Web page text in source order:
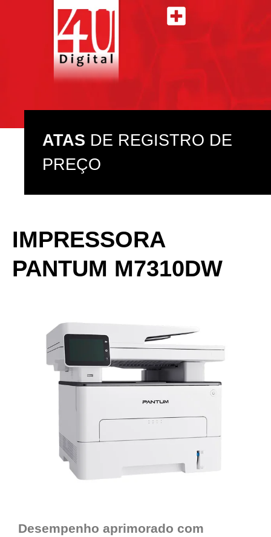
ATAS DE REGISTRO DE
PREÇO
IMPRESSORA
PANTUM M7310DW
Desempenho aprimorado com